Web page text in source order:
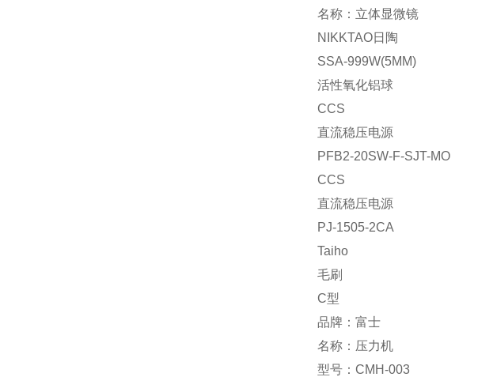
名称：立体显微镜
NIKKTAO日陶
SSA-999W(5MM)
活性氧化铝球
CCS
直流稳压电源
PFB2-20SW-F-SJT-MO
CCS
直流稳压电源
PJ-1505-2CA
Taiho
毛刷
C型
品牌：富士
名称：压力机
型号：CMH-003